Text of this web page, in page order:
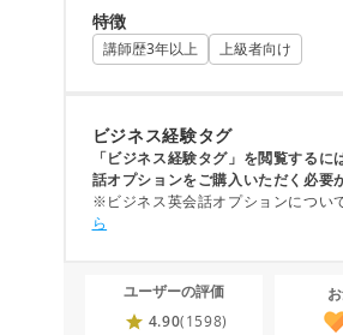
特徴
講師歴3年以上 上級者向け
ビジネス経験タグ
「ビジネス経験タグ」を閲覧するに
話オプションをご購入いただく必要
※ビジネス英会話オプションについ
ら
ユーザーの評価
4.90(1598)